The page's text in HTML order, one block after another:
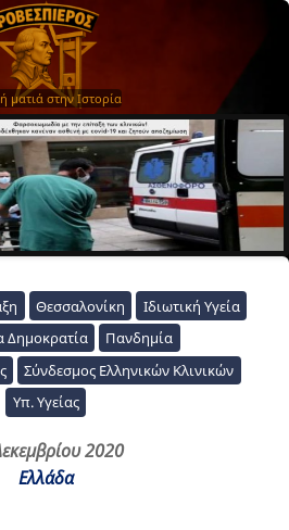
ματιά στην Ιστορία
Θεσσαλονίκη
Ιδιωτική Υγεία
Δημοκρατία
Πανδημία
Σύνδεσμος Ελληνικών Κλινικών
Υπ. Υγείας
2020
Ελλάδα